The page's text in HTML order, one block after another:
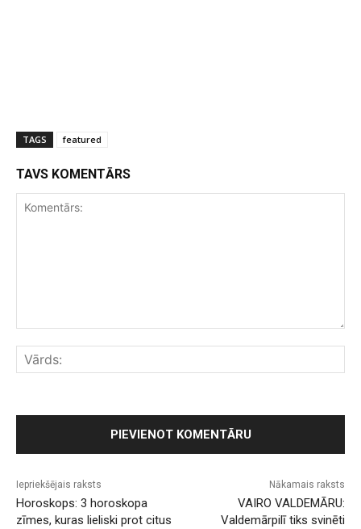
TAGS featured
TAVS KOMENTĀRS
Iepriekšējais raksts
Horoskops: 3 horoskopa
zīmes, kuras lieliski prot citus
Nākamais raksts
VAIRO VALDEMĀRU:
Valdemārpilī tiks svinēti